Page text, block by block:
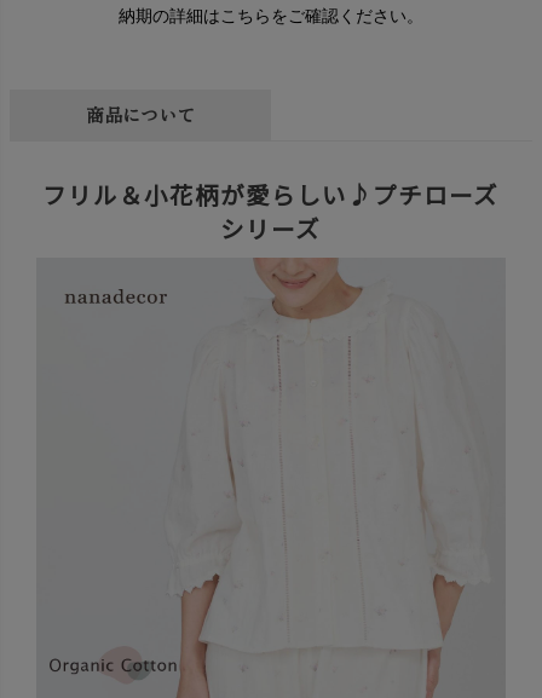
納期の詳細はこちらをご確認ください。
商品について
フリル＆小花柄が愛らしい♪プチローズ
シリーズ